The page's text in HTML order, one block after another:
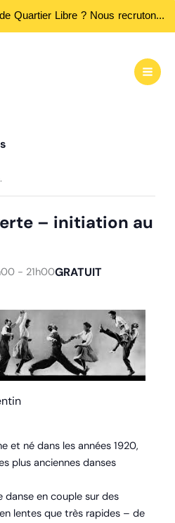
Envie de rejoindre l'aventure de Quartier Libre ? Nous recrutons des bénévoles ! Passez nous rencontrer aux heures d'ouvertures...
– initiation au
- 21h00GRATUIT
et né dans les années 1920,
plus anciennes danses
danse en couple sur des
lentes que très rapides – de